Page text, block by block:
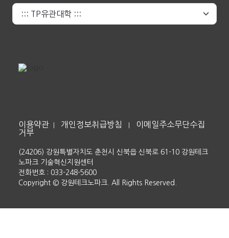
이용약관 개인정보취급방침
이메일주소무단수집
거부
(24206) 강원특별자치도 춘천시 신북읍 신북로 61-10 강원테크
노파크 기술혁신지원센터
전화번호 : 033-248-5600
Copyright © 강원테크노파크. All Rights Reserved.